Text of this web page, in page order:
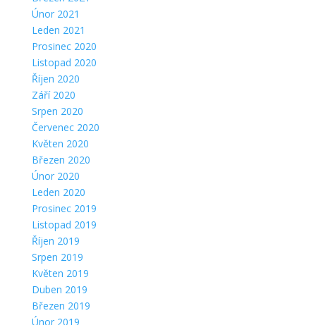
Únor 2021
Leden 2021
Prosinec 2020
Listopad 2020
Říjen 2020
Září 2020
Srpen 2020
Červenec 2020
Květen 2020
Březen 2020
Únor 2020
Leden 2020
Prosinec 2019
Listopad 2019
Říjen 2019
Srpen 2019
Květen 2019
Duben 2019
Březen 2019
Únor 2019